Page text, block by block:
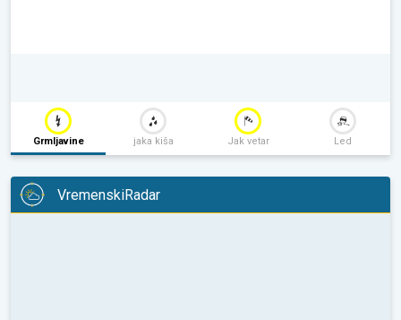
Grmljavine jaka kiša Jak vetar Led
VremenskiRadar